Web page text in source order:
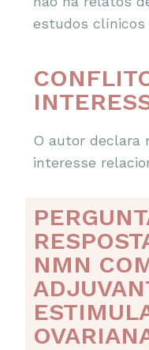
estudos clínicos
O autor declara
interesse
NMN